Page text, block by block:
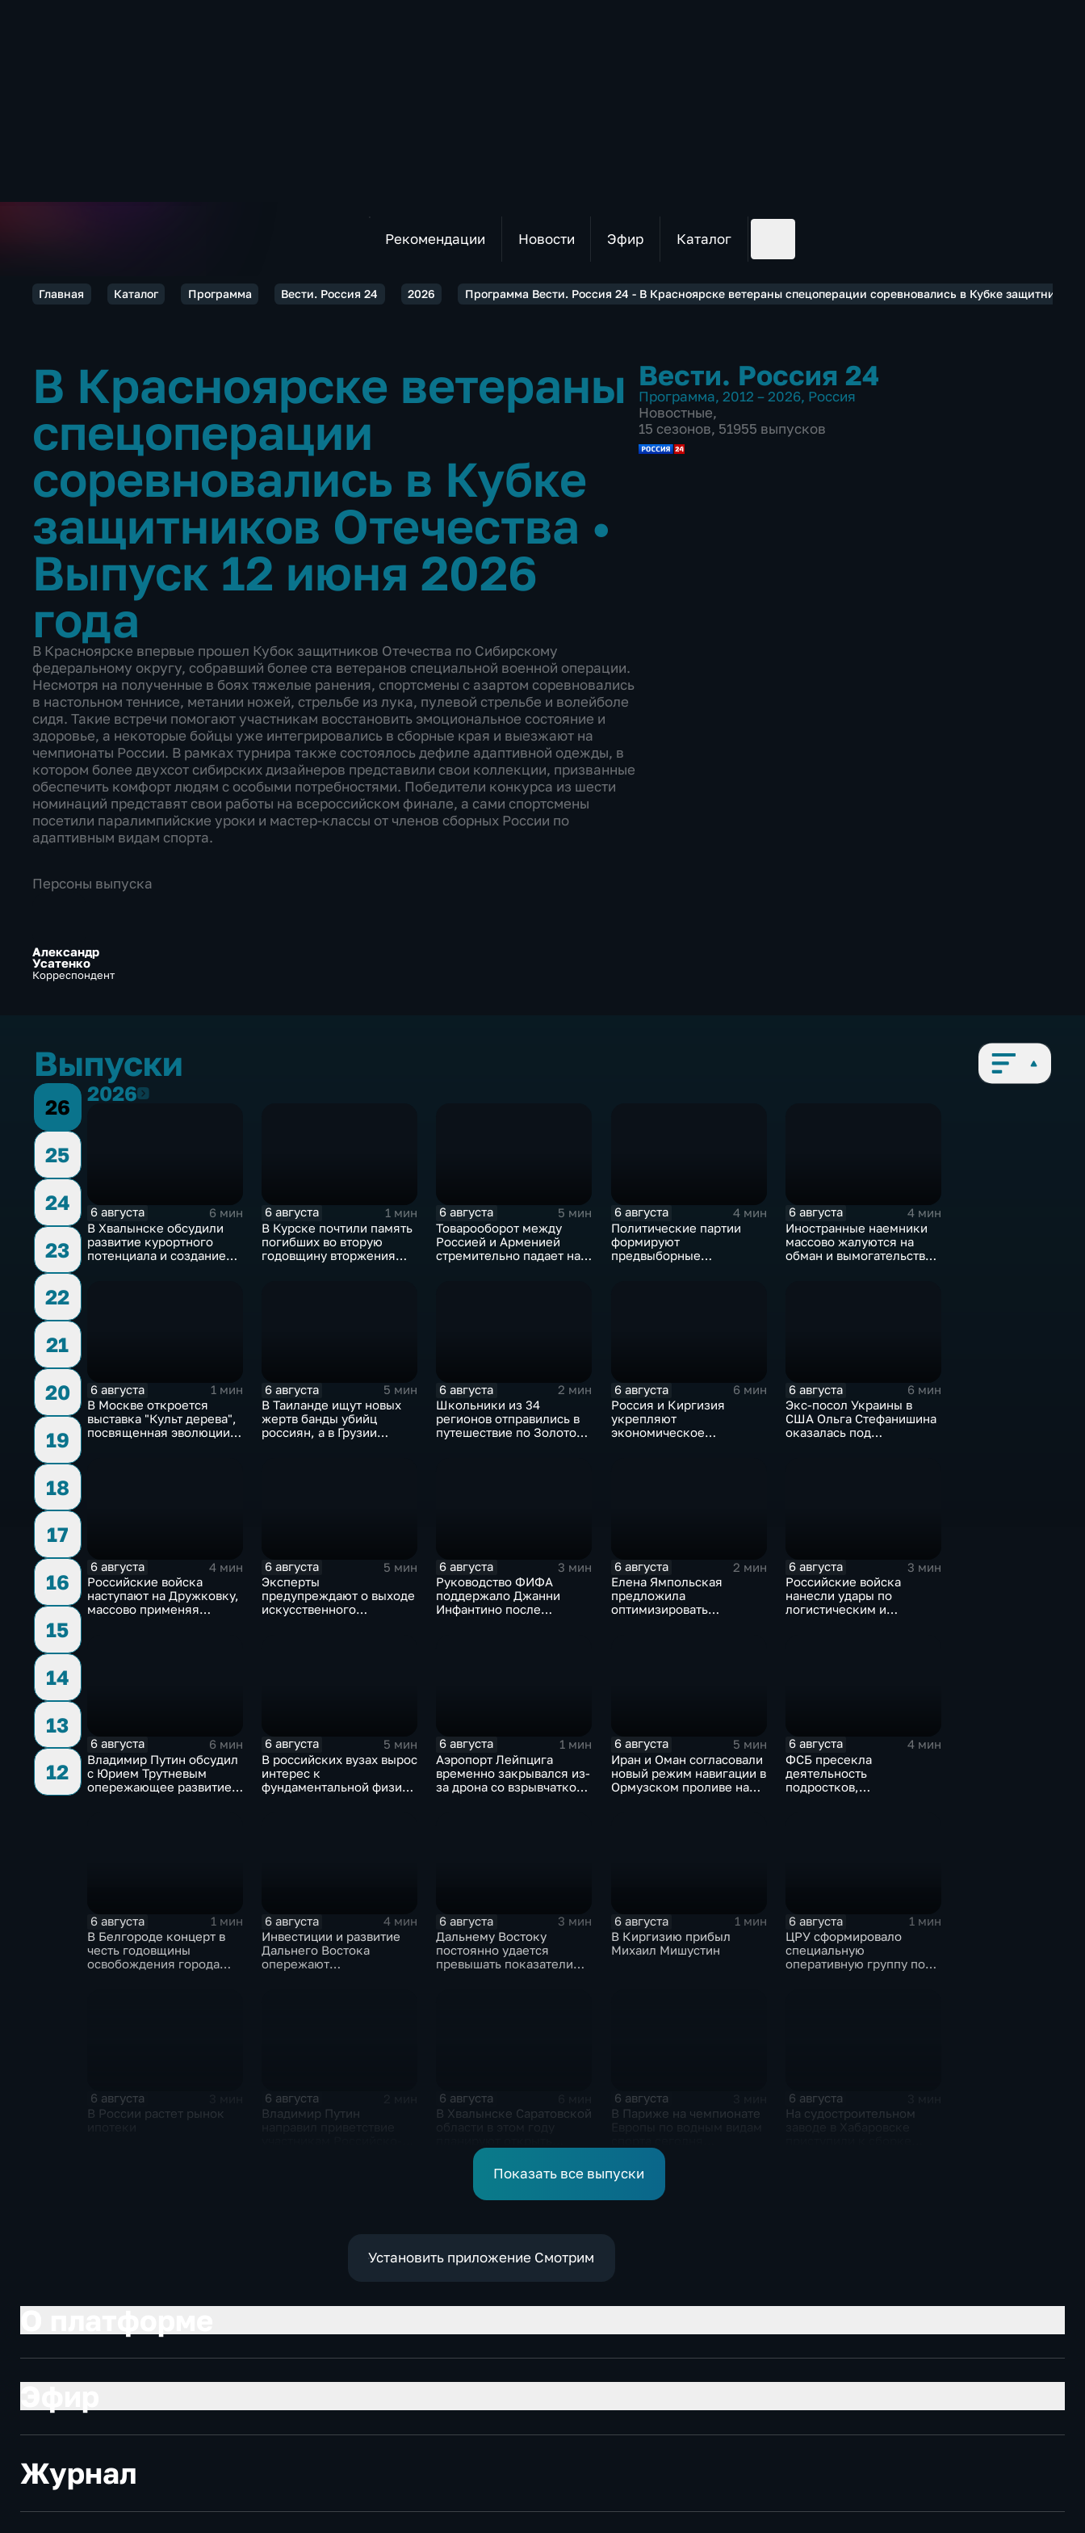
Рекомендации Новости Эфир Каталог
Главная Каталог Программа Вести. Россия 24 2026 Программа Вести. Россия 24 - В Красноярске ветераны спецоперации соревновались в Кубке защитников
В Красноярске ветераны
спецоперации
соревновались в Кубке
защитников Отечества •
Выпуск 12 июня 2026
года
В Красноярске впервые прошел Кубок защитников Отечества по Сибирскому
федеральному округу, собравший более ста ветеранов специальной военной операции.
Несмотря на полученные в боях тяжелые ранения, спортсмены с азартом соревновались
в настольном теннисе, метании ножей, стрельбе из лука, пулевой стрельбе и волейболе
сидя. Такие встречи помогают участникам восстановить эмоциональное состояние и
здоровье, а некоторые бойцы уже интегрировались в сборные края и выезжают на
чемпионаты России. В рамках турнира также состоялось дефиле адаптивной одежды, в
котором более двухсот сибирских дизайнеров представили свои коллекции, призванные
обеспечить комфорт людям с особыми потребностями. Победители конкурса из шести
номинаций представят свои работы на всероссийском финале, а сами спортсмены
посетили паралимпийские уроки и мастер-классы от членов сборных России по
адаптивным видам спорта.
Вести. Россия 24
Программа, 2012 – 2026, Россия
Новостные,
15 сезонов, 51955 выпусков
Персоны выпуска
Александр
Усатенко
Корреспондент
Выпуски
26
25
24
23
22
21
20
19
18
17
16
15
14
13
12
20262026
6 августа
6 мин
В Хвалынске обсудили
развитие курортного
потенциала и создание
6 августа
1 мин
В Курске почтили память
погибших во вторую
годовщину вторжения
6 августа
5 мин
Товарооборот между
Россией и Арменией
стремительно падает на
6 августа
4 мин
Политические партии
формируют
предвыборные
6 августа
4 мин
Иностранные наемники
массово жалуются на
обман и вымогательство
6 августа
1 мин
В Москве откроется
выставка "Культ дерева",
посвященная эволюции
6 августа
5 мин
В Таиланде ищут новых
жертв банды убийц
россиян, а в Грузии
6 августа
2 мин
Школьники из 34
регионов отправились в
путешествие по Золотому
6 августа
6 мин
Россия и Киргизия
укрепляют
экономическое
6 августа
6 мин
Экс-посол Украины в
США Ольга Стефанишина
оказалась под
6 августа
4 мин
Российские войска
наступают на Дружковку,
массово применяя
6 августа
5 мин
Эксперты
предупреждают о выходе
искусственного
6 августа
3 мин
Руководство ФИФА
поддержало Джанни
Инфантино после
6 августа
2 мин
Елена Ямпольская
предложила
оптимизировать
6 августа
3 мин
Российские войска
нанесли удары по
логистическим и
6 августа
6 мин
Владимир Путин обсудил
с Юрием Трутневым
опережающее развитие
6 августа
5 мин
В российских вузах вырос
интерес к
фундаментальной физике
6 августа
1 мин
Аэропорт Лейпцига
временно закрывался из-
за дрона со взрывчаткой
6 августа
5 мин
Иран и Оман согласовали
новый режим навигации в
Ормузском проливе на
6 августа
4 мин
ФСБ пресекла
деятельность
подростков,
6 августа
1 мин
В Белгороде концерт в
честь годовщины
освобождения города
6 августа
4 мин
Инвестиции и развитие
Дальнего Востока
опережают
6 августа
3 мин
Дальнему Востоку
постоянно удается
превышать показатели
6 августа
1 мин
В Киргизию прибыл
Михаил Мишустин
6 августа
1 мин
ЦРУ сформировало
специальную
оперативную группу по
6 августа
В России растет рынок
6 августа
Владимир Путин
6 августа
В Хвалынске Саратовской
новую больницу
6 августа
В Париже на чемпионате
завершаются
выступления по прыжкам
в воду
6 августа
На судостроительном
Показать все выпуски
Установить приложение Смотрим
Журнал